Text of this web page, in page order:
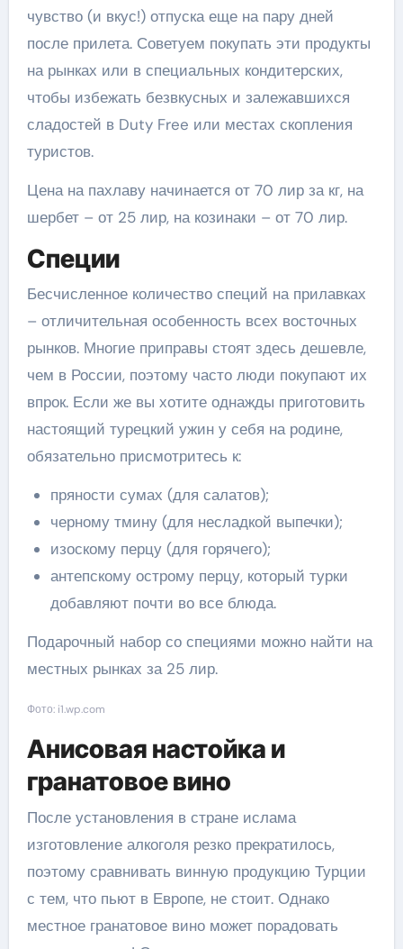
чувство (и вкус!) отпуска еще на пару дней
после прилета. Советуем покупать эти продукты
на рынках или в специальных кондитерских,
чтобы избежать безвкусных и залежавшихся
сладостей в Duty Free или местах скопления
туристов.
Цена на пахлаву начинается от 70 лир за кг, на
шербет – от 25 лир, на козинаки – от 70 лир.
Специи
Бесчисленное количество специй на прилавках
– отличительная особенность всех восточных
рынков. Многие приправы стоят здесь дешевле,
чем в России, поэтому часто люди покупают их
впрок. Если же вы хотите однажды приготовить
настоящий турецкий ужин у себя на родине,
обязательно присмотритесь к:
пряности сумах (для салатов);
черному тмину (для несладкой выпечки);
изоскому перцу (для горячего);
антепскому острому перцу, который турки
добавляют почти во все блюда.
Подарочный набор со специями можно найти на
местных рынках за 25 лир.
Фото: i1.wp.com
Анисовая настойка и
гранатовое вино
После установления в стране ислама
изготовление алкоголя резко прекратилось,
поэтому сравнивать винную продукцию Турции
с тем, что пьют в Европе, не стоит. Однако
местное гранатовое вино может порадовать